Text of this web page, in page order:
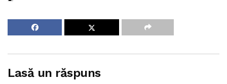
Lasă un răspuns